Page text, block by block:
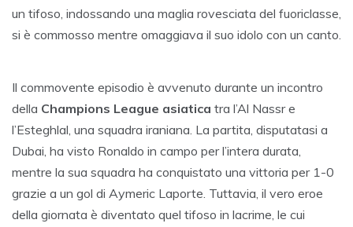
un tifoso, indossando una maglia rovesciata del fuoriclasse,
si è commosso mentre omaggiava il suo idolo con un canto.
Il commovente episodio è avvenuto durante un incontro
della Champions League asiatica tra l’Al Nassr e
l’Esteghlal, una squadra iraniana. La partita, disputatasi a
Dubai, ha visto Ronaldo in campo per l’intera durata,
mentre la sua squadra ha conquistato una vittoria per 1-0
grazie a un gol di Aymeric Laporte. Tuttavia, il vero eroe
della giornata è diventato quel tifoso in lacrime, le cui